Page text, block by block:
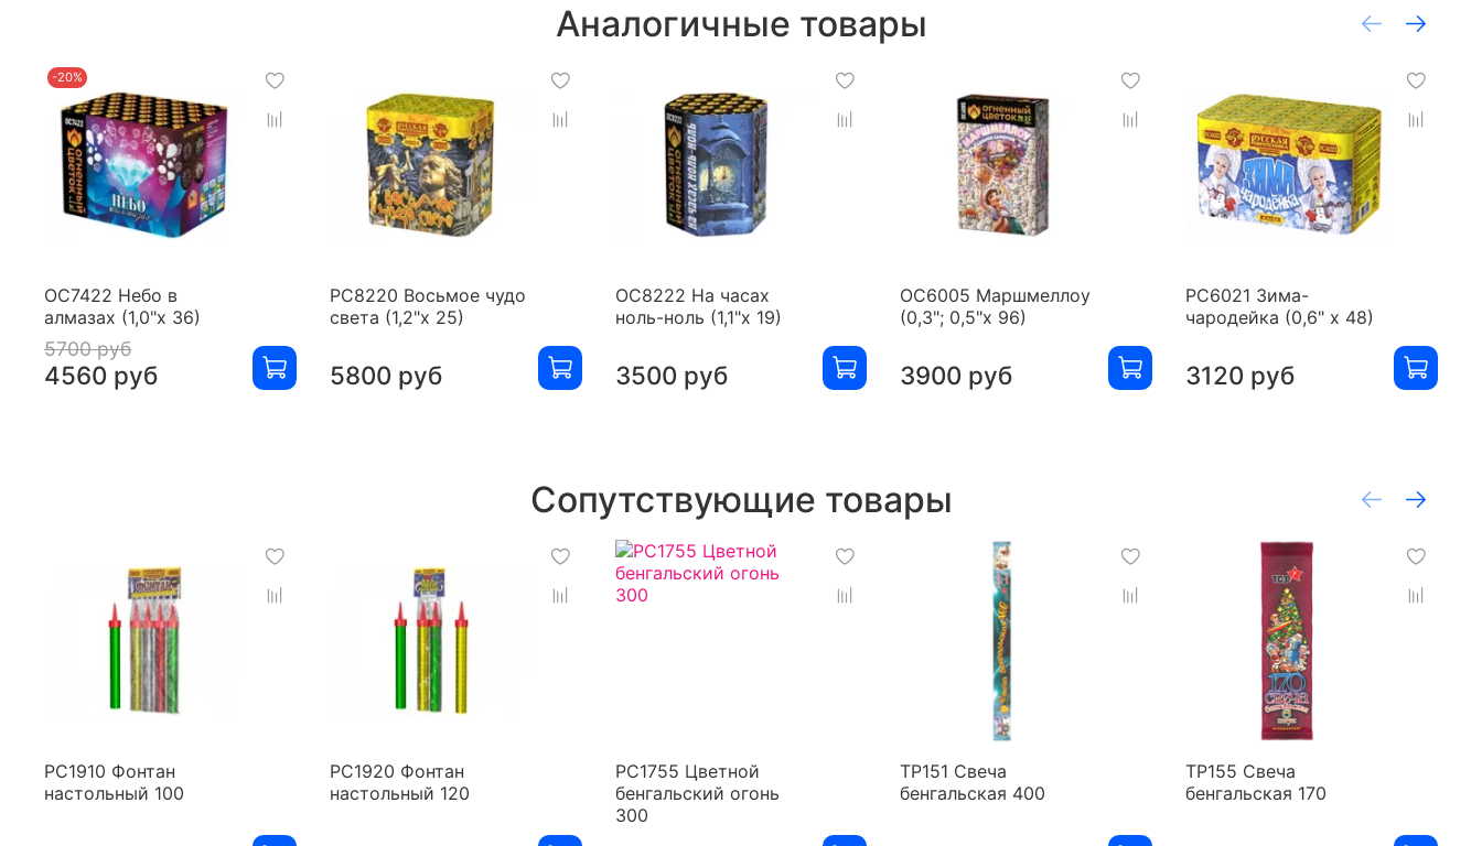
Аналогичные товары
-20%
ОС7422 Небо в
алмазах (1,0"х 36)
5700 руб
4560 руб
РС8220 Восьмое чудо
света (1,2"х 25)
5800 руб
ОС8222 На часах
ноль-ноль (1,1"х 19)
3500 руб
ОС6005 Маршмеллоу
(0,3"; 0,5"х 96)
3900 руб
РС6021 Зима-
чародейка (0,6" х 48)
3120 руб
Сопутствующие товары
РС1910 Фонтан
настольный 100
РС1920 Фонтан
настольный 120
РС1755 Цветной
бенгальский огонь
300
ТР151 Свеча
бенгальская 400
ТР155 Свеча
бенгальская 170